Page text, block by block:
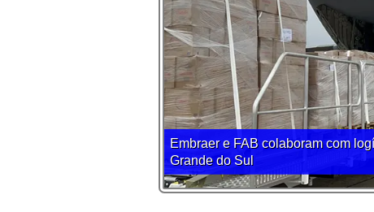
Embraer e FAB colaboram com
Grande do Sul